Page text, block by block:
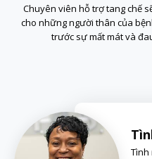
Chuyên viên hỗ trợ tang chế
cho những người thân của
trước sự mất mát và
Tình